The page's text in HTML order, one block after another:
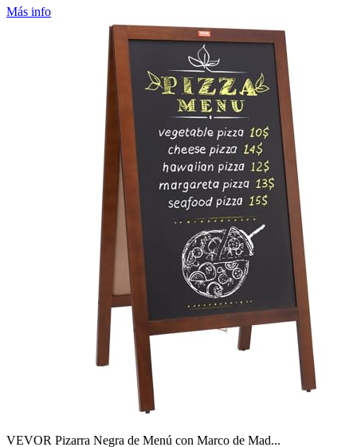
Más info
VEVOR Pizarra Negra de Menú con Marco de Mad...